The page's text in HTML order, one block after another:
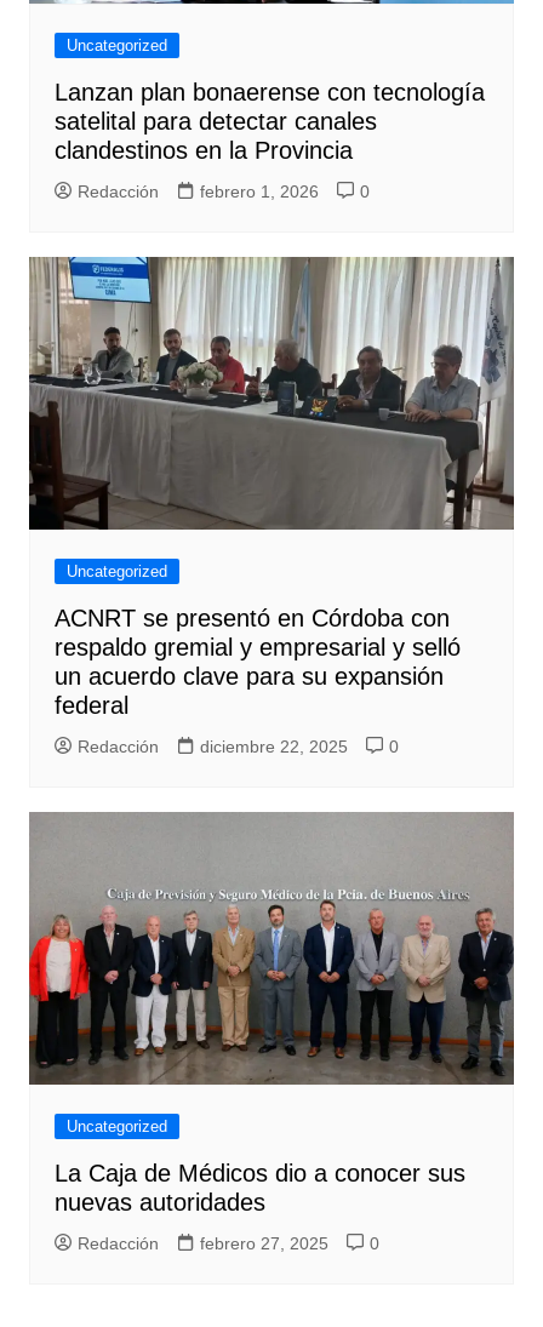
Uncategorized
Lanzan plan bonaerense con tecnología
satelital para detectar canales
clandestinos en la Provincia
Redacción febrero 1, 2026 0
Uncategorized
ACNRT se presentó en Córdoba con
respaldo gremial y empresarial y selló
un acuerdo clave para su expansión
federal
Redacción diciembre 22, 2025 0
Uncategorized
La Caja de Médicos dio a conocer sus
nuevas autoridades
Redacción febrero 27, 2025 0